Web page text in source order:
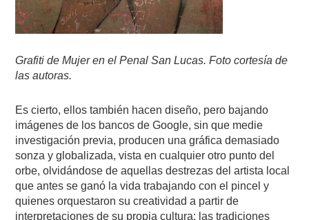
Grafiti de Mujer en el Penal San Lucas. Foto cortesía de
las autoras.
Es cierto, ellos también hacen diseño, pero bajando
imágenes de los bancos de Google, sin que medie
investigación previa, producen una gráfica demasiado
sonza y globalizada, vista en cualquier otro punto del
orbe, olvidándose de aquellas destrezas del artista local
que antes se ganó la vida trabajando con el pincel y
quienes orquestaron su creatividad a partir de
interpretaciones de su propia cultura: las tradiciones